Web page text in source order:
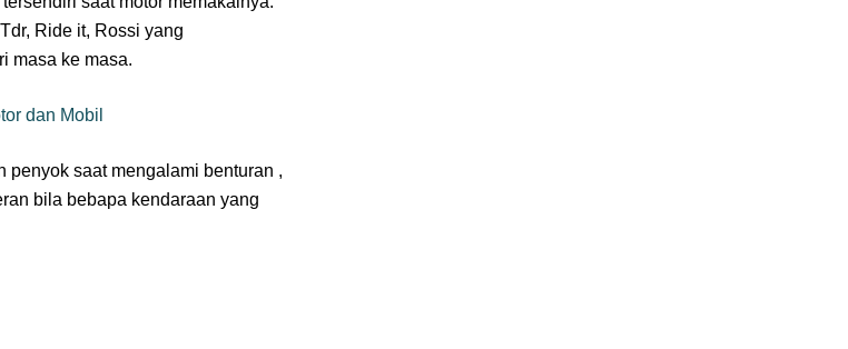
Ride it, Rossi yang
masa ke masa.
dan Mobil
penyok saat mengalami benturan ,
bila bebapa kendaraan yang